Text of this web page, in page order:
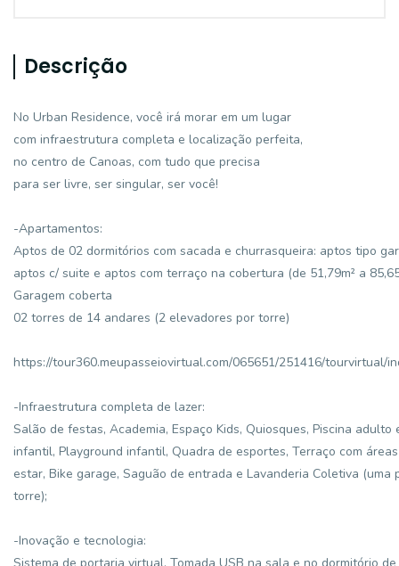
Descrição
No Urban Residence, você irá morar em um lugar
com infraestrutura completa e localização perfeita,
no centro de Canoas, com tudo que precisa
para ser livre, ser singular, ser você!
-Apartamentos:
Aptos de 02 dormitórios com sacada e churrasqueira: aptos tipo
aptos c/ suite e aptos com terraço na cobertura (de 51,79m² a
Garagem coberta
02 torres de 14 andares (2 elevadores por torre)
https://tour360.meupasseiovirtual.com/065651/251416/tourvirtual/
-Infraestrutura completa de lazer:
Salão de festas, Academia, Espaço Kids, Quiosques, Piscina adulto
infantil, Playground infantil, Quadra de esportes, Terraço com
estar, Bike garage, Saguão de entrada e Lavanderia Coletiva (uma
torre);
-Inovação e tecnologia: